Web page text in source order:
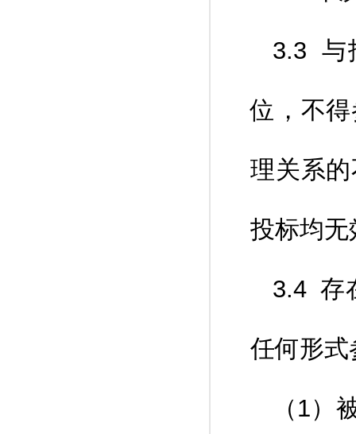
3.3 与
位，不
理关系
投标均无
3.4 存
任何形
（1）